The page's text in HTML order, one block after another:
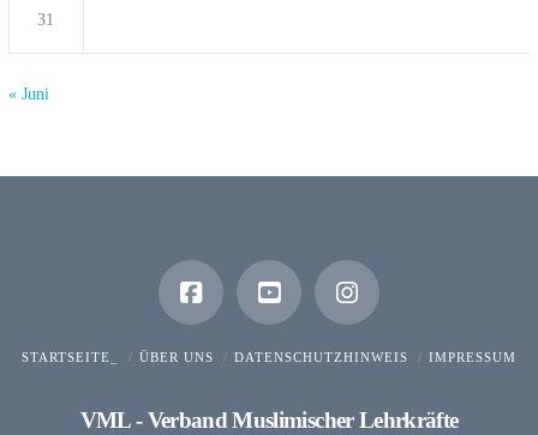
31
« Juni
STARTSEITE_ ÜBER UNS DATENSCHUTZHINWEIS IMPRESSUM
VML - Verband Muslimischer Lehrkräfte